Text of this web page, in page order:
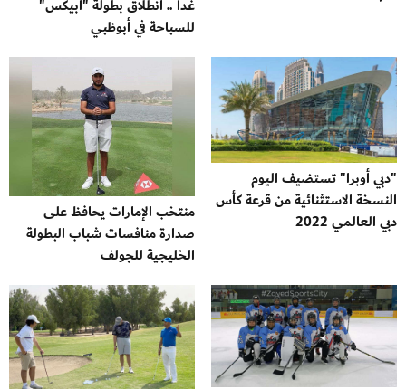
غداً .. انطلاق بطولة "أبيكس"
للسباحة في أبوظبي
"دبي أوبرا" تستضيف اليوم
النسخة الاستثنائية من قرعة كأس
دبي العالمي 2022
منتخب الإمارات يحافظ على
صدارة منافسات شباب البطولة
الخليجية للجولف